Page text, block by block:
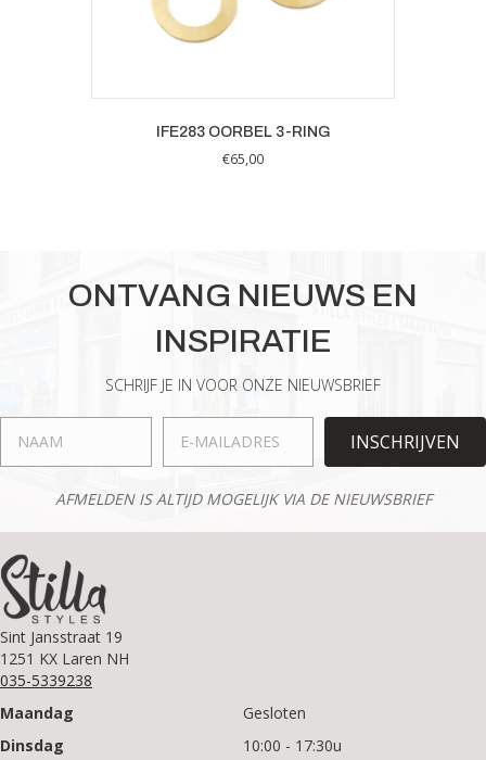
IFE283 OORBEL 3-RING
€65,00
ONTVANG NIEUWS EN
INSPIRATIE
SCHRIJF JE IN VOOR ONZE NIEUWSBRIEF
INSCHRIJVEN
AFMELDEN IS ALTIJD MOGELIJK VIA DE NIEUWSBRIEF
Sint Jansstraat 19
1251 KX Laren NH
035-5339238
Maandag
Gesloten
Dinsdag
10:00 - 17:30u